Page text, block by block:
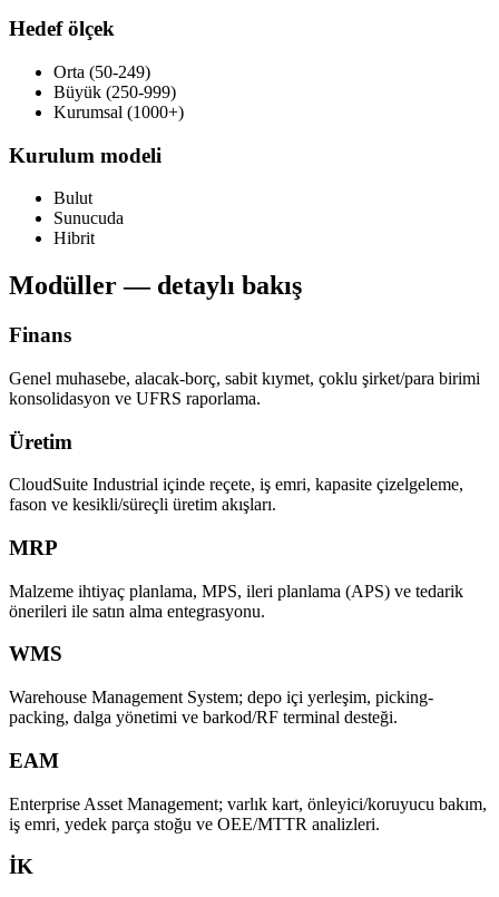
Hedef ölçek
Orta (50-249)
Büyük (250-999)
Kurumsal (1000+)
Kurulum modeli
Bulut
Sunucuda
Hibrit
Modüller — detaylı bakış
Finans
Genel muhasebe, alacak-borç, sabit kıymet, çoklu şirket/para birimi
konsolidasyon ve UFRS raporlama.
Üretim
CloudSuite Industrial içinde reçete, iş emri, kapasite çizelgeleme,
fason ve kesikli/süreçli üretim akışları.
MRP
Malzeme ihtiyaç planlama, MPS, ileri planlama (APS) ve tedarik
önerileri ile satın alma entegrasyonu.
WMS
Warehouse Management System; depo içi yerleşim, picking-
packing, dalga yönetimi ve barkod/RF terminal desteği.
EAM
Enterprise Asset Management; varlık kart, önleyici/koruyucu bakım,
iş emri, yedek parça stoğu ve OEE/MTTR analizleri.
İK